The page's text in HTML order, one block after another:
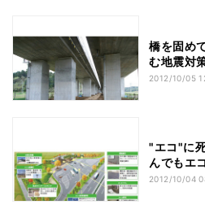
橋を固め
む地震対
2012/10/05
"エコ"に
んでもエコ
2012/10/04